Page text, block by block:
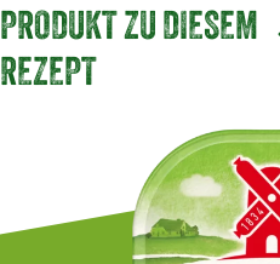
PRODUKT ZU DIESEM
REZEPT